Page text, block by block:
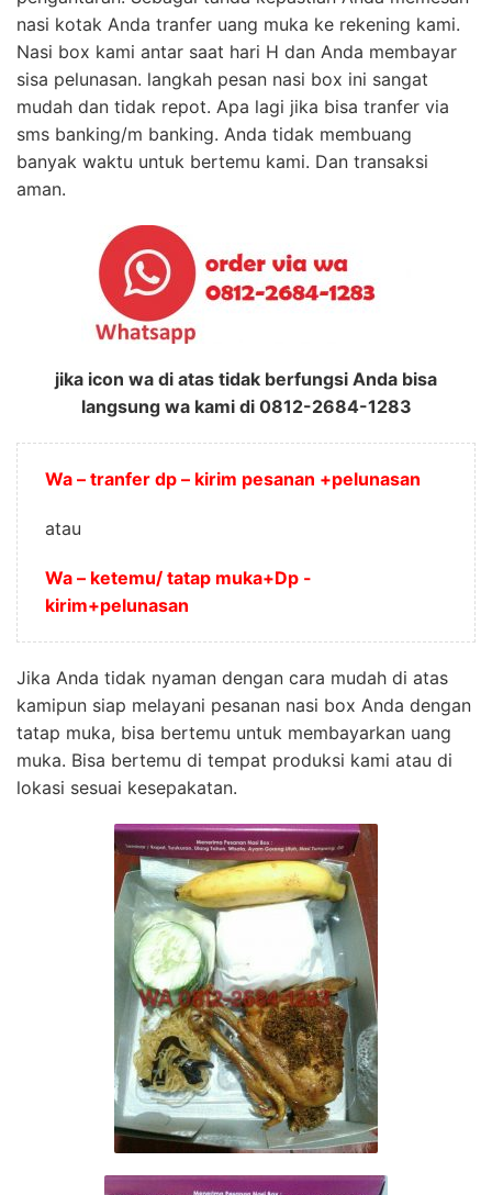
nasi kotak Anda tranfer uang muka ke rekening kami.
Nasi box kami antar saat hari H dan Anda membayar
sisa pelunasan. langkah pesan nasi box ini sangat
mudah dan tidak repot. Apa lagi jika bisa tranfer via
sms banking/m banking. Anda tidak membuang
banyak waktu untuk bertemu kami. Dan transaksi
aman.
jika icon wa di atas tidak berfungsi Anda bisa
langsung wa kami di 0812-2684-1283
Wa – tranfer dp – kirim pesanan +pelunasan
atau
Wa – ketemu/ tatap muka+Dp -
kirim+pelunasan
Jika Anda tidak nyaman dengan cara mudah di atas
kamipun siap melayani pesanan nasi box Anda dengan
tatap muka, bisa bertemu untuk membayarkan uang
muka. Bisa bertemu di tempat produksi kami atau di
lokasi sesuai kesepakatan.